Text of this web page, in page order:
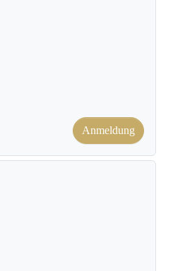
Anmeldung